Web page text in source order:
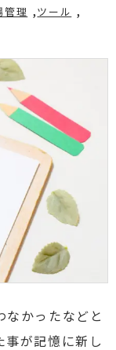
管理
ツール
なかったなどと
事が記憶に新し